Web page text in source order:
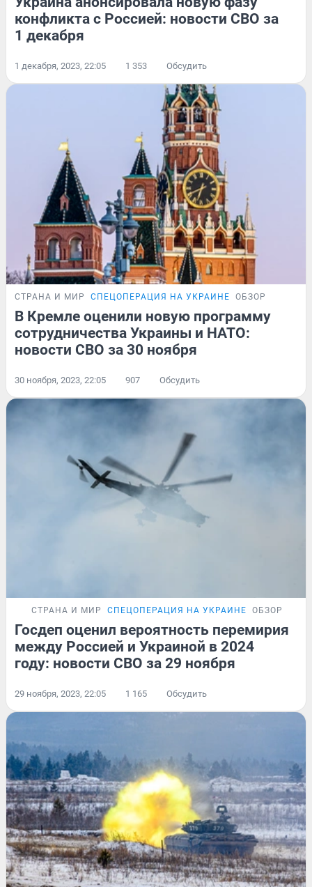
конфликта с Россией: новости СВО за
1 декабря
1 декабря, 2023, 22:05 1 353 Обсудить
СТРАНА И МИР СПЕЦОПЕРАЦИЯ НА УКРАИНЕ ОБЗОР
В Кремле оценили новую программу
сотрудничества Украины и НАТО:
новости СВО за 30 ноября
30 ноября, 2023, 22:05 907 Обсудить
СТРАНА И МИР СПЕЦОПЕРАЦИЯ НА УКРАИНЕ ОБЗОР
Госдеп оценил вероятность перемирия
между Россией и Украиной в 2024
году: новости СВО за 29 ноября
29 ноября, 2023, 22:05 1 165 Обсудить